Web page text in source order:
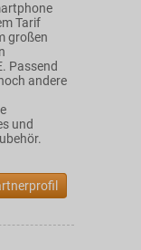
Tarif
großen
Passend
andere
und